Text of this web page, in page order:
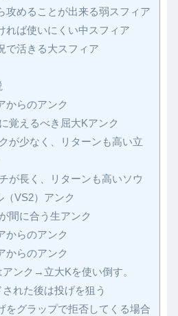
攻めることが出来る弱スフィア
れば使いにくい中スフィア
で活きる大スフィア
からのアンク
覚えるべき屈大Kアンク
が少なく、リターンも高い立
が長く、リターンも高いソウ
（VS2）アンク
間に合う生アンク
からのアンク
からのアンク
ンク→立大Kを使い倒す。
れた後は投げを狙う
をグラップで拒否してくる場合